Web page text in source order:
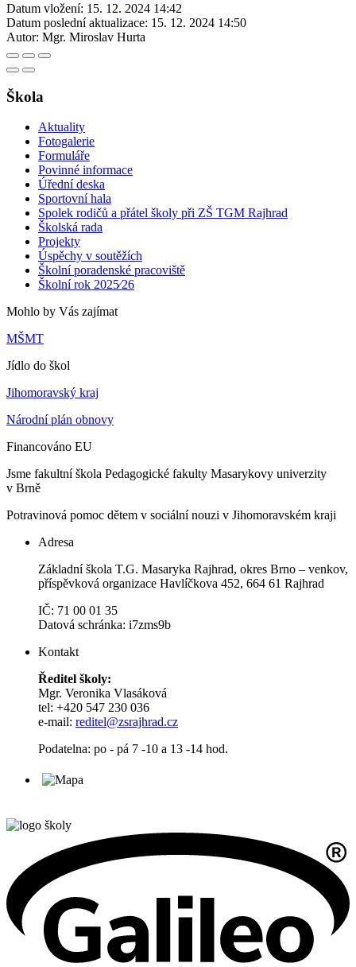
Datum vložení: 15. 12. 2024 14:42
Datum poslední aktualizace: 15. 12. 2024 14:50
Autor: Mgr. Miroslav Hurta
Škola
Aktuality
Fotogalerie
Formuláře
Povinné informace
Úřední deska
Sportovní hala
Spolek rodičů a přátel školy při ZŠ TGM Rajhrad
Školská rada
Projekty
Úspěchy v soutěžích
Školní poradenské pracoviště
Školní rok 2025⁄26
Mohlo by Vás zajímat
MŠMT
Jídlo do škol
Jihomoravský kraj
Národní plán obnovy
Financováno EU
Jsme fakultní škola Pedagogické fakulty Masarykovy univerzity
v Brně
Potravinová pomoc dětem v sociální nouzi v Jihomoravském kraji
Adresa
Základní škola T.G. Masaryka Rajhrad, okres Brno – venkov,
příspěvková organizace Havlíčkova 452, 664 61 Rajhrad
IČ: 71 00 01 35
Datová schránka: i7zms9b
Kontakt
Ředitel školy:
Mgr. Veronika Vlasáková
tel: +420 547 230 036
e-mail: reditel@zsrajhrad.cz
Podatelna: po - pá 7 -10 a 13 -14 hod.